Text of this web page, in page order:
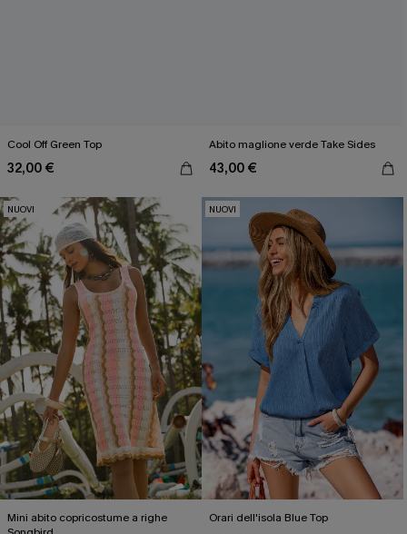
Cool Off Green Top
32,00 €
Abito maglione verde Take Sides
43,00 €
NUOVI
Mini abito copricostume a righe
NUOVI
Orari dell'isola Blue Top